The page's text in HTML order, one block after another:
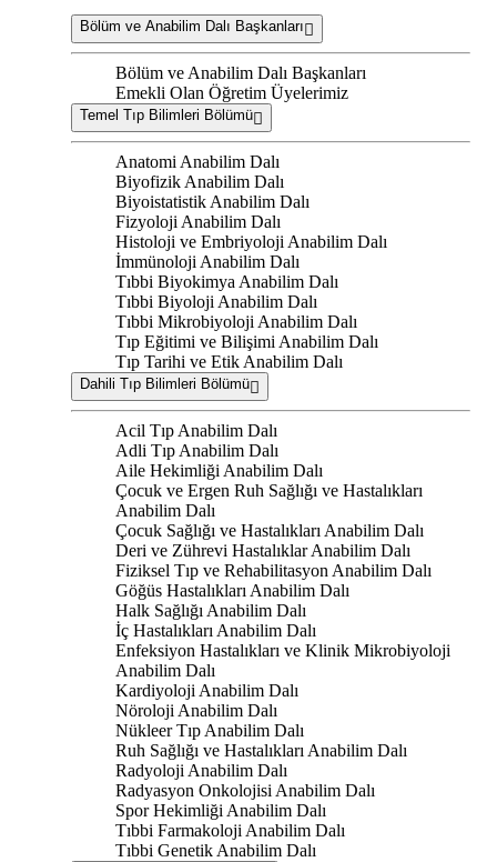
Bölüm ve Anabilim Dalı Başkanları
Bölüm ve Anabilim Dalı Başkanları
Emekli Olan Öğretim Üyelerimiz
Temel Tıp Bilimleri Bölümü
Anatomi Anabilim Dalı
Biyofizik Anabilim Dalı
Biyoistatistik Anabilim Dalı
Fizyoloji Anabilim Dalı
Histoloji ve Embriyoloji Anabilim Dalı
İmmünoloji Anabilim Dalı
Tıbbi Biyokimya Anabilim Dalı
Tıbbi Biyoloji Anabilim Dalı
Tıbbi Mikrobiyoloji Anabilim Dalı
Tıp Eğitimi ve Bilişimi Anabilim Dalı
Tıp Tarihi ve Etik Anabilim Dalı
Dahili Tıp Bilimleri Bölümü
Acil Tıp Anabilim Dalı
Adli Tıp Anabilim Dalı
Aile Hekimliği Anabilim Dalı
Çocuk ve Ergen Ruh Sağlığı ve Hastalıkları
Anabilim Dalı
Çocuk Sağlığı ve Hastalıkları Anabilim Dalı
Deri ve Zührevi Hastalıklar Anabilim Dalı
Fiziksel Tıp ve Rehabilitasyon Anabilim Dalı
Göğüs Hastalıkları Anabilim Dalı
Halk Sağlığı Anabilim Dalı
İç Hastalıkları Anabilim Dalı
Enfeksiyon Hastalıkları ve Klinik Mikrobiyoloji
Anabilim Dalı
Kardiyoloji Anabilim Dalı
Nöroloji Anabilim Dalı
Nükleer Tıp Anabilim Dalı
Ruh Sağlığı ve Hastalıkları Anabilim Dalı
Radyoloji Anabilim Dalı
Radyasyon Onkolojisi Anabilim Dalı
Spor Hekimliği Anabilim Dalı
Tıbbi Farmakoloji Anabilim Dalı
Tıbbi Genetik Anabilim Dalı